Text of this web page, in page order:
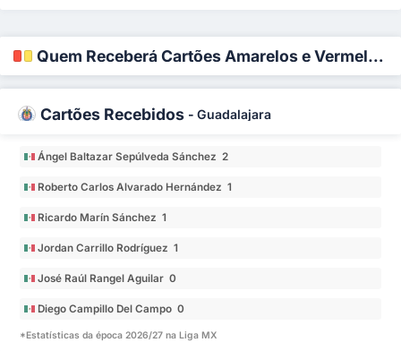
Quem Receberá Cartões Amarelos e Vermelhos?
Cartões Recebidos - Guadalajara
Ángel Baltazar Sepúlveda Sánchez 2
Roberto Carlos Alvarado Hernández 1
Ricardo Marín Sánchez 1
Jordan Carrillo Rodríguez 1
José Raúl Rangel Aguilar 0
Diego Campillo Del Campo 0
*Estatísticas da época 2026/27 na Liga MX